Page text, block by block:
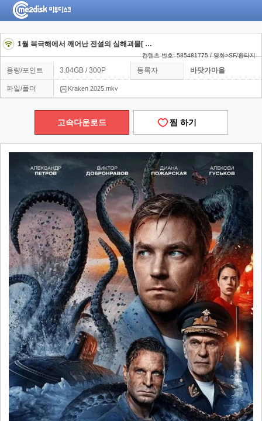
1월 븍극해에서 깨어난 전설의 심해괴물[ 크라켄 ]완벽한자막
컨텐츠 번호: 585481775 / 영화>SF/환타지
용량/포인트 3.04GB / 300P 등록자 바닷가마을
파일/폴더 Kraken 2025.mkv
고속다운로드 찜 하기